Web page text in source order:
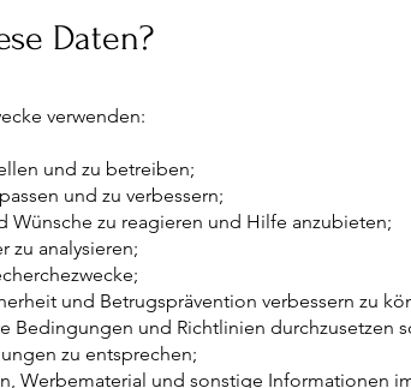
Daten?
verwenden:
und zu betreiben;
und zu verbessern;
Wünsche zu reagieren und Hilfe anzubieten;
zu analysieren;
und Betrugsprävention verbessern zu
Bedingungen und Richtlinien durchzusetzen
zu entsprechen;
Werbematerial und sonstige Informationen